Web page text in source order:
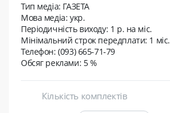
Тип медіа: ГАЗЕТА
Мова медіа: укр.
Періодичність виходу: 1 р. на мic.
Мінімальний строк передплати: 1 міс.
Телефон: (093) 665-71-79
Обсяг реклами: 5 %
Кількість комплектів